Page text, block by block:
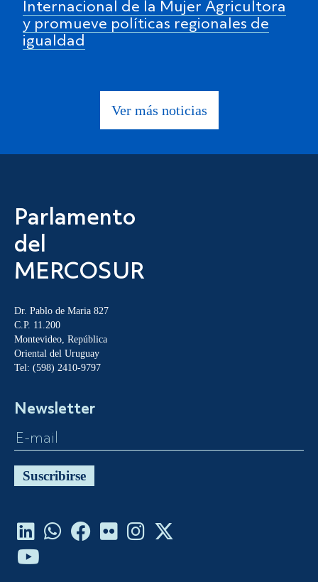
Internacional de la Mujer Agricultora
y promueve políticas regionales de
igualdad
Ver más noticias
Parlamento
del
MERCOSUR
Dr. Pablo de Maria 827
C.P. 11.200
Montevideo, República
Oriental del Uruguay
Tel: (598) 2410-9797
Newsletter
Suscribirse